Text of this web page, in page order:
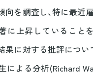
向を調査し、特に最近
に上昇していること
果に対する批評につい
による分析(Richard